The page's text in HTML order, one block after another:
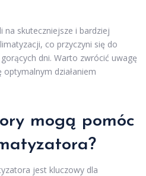
na skuteczniejsze i bardziej
co przyczyni się do
dni. Warto zwrócić uwagę
optymalnym działaniem
mogą pomóc
jest kluczowy dla